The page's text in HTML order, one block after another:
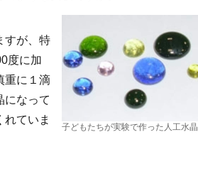
子どもたちが実験で作った人工水晶
すが、特
度に加
重に１滴
になって
ていま